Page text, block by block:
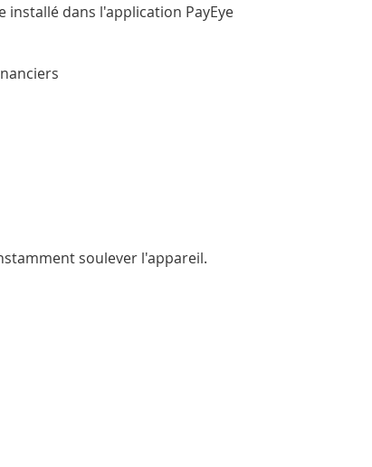
installé dans l'application PayEye
soulever l'appareil.